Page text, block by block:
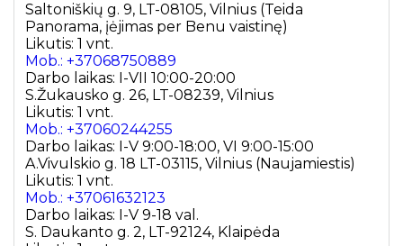
Saltoniškių g. 9, LT-08105, Vilnius (Teida
Panorama, įėjimas per Benu vaistinę)
Likutis: 1 vnt.
Mob.: +37068750889
Darbo laikas: I-VII 10:00-20:00
S.Žukausko g. 26, LT-08239, Vilnius
Likutis: 1 vnt.
Mob.: +37060244255
Darbo laikas: I-V 9:00-18:00, VI 9:00-15:00
A.Vivulskio g. 18 LT-03115, Vilnius (Naujamiestis)
Likutis: 1 vnt.
Mob.: +37061632123
Darbo laikas: I-V 9-18 val.
S. Daukanto g. 2, LT-92124, Klaipėda